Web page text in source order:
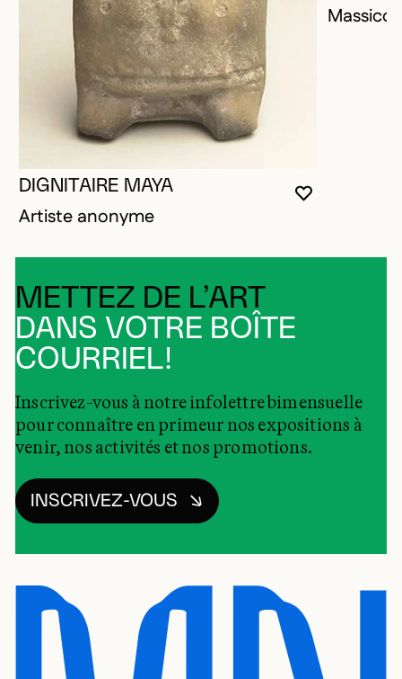
VOUS
FERMER
OUVRIR LA
DIGNITAIRE MAYA
Artiste anonyme
METTEZ DE L’ART
DANS VOTRE BOÎTE
COURRIEL!
Inscrivez-vous à notre infolettre bimensuelle
pour connaître en primeur nos expositions à
venir, nos activités et nos promotions.
INSCRIVEZ-VOUS